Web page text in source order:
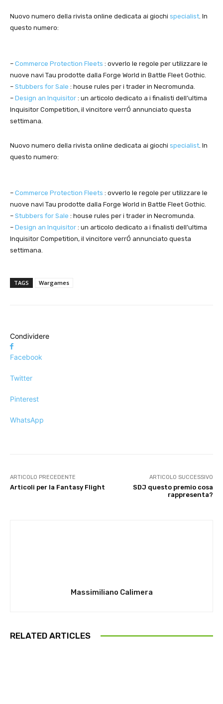
Nuovo numero della rivista online dedicata ai giochi specialist. In
questo numero:
– Commerce Protection Fleets : ovverlo le regole per utilizzare le
nuove navi Tau prodotte dalla Forge World in Battle Fleet Gothic.
– Stubbers for Sale : house rules per i trader in Necromunda.
– Design an Inquisitor : un articolo dedicato a i finalisti dell’ultima
Inquisitor Competition, il vincitore verrÓ annunciato questa
settimana.
Nuovo numero della rivista online dedicata ai giochi specialist. In
questo numero:
– Commerce Protection Fleets : ovverlo le regole per utilizzare le
nuove navi Tau prodotte dalla Forge World in Battle Fleet Gothic.
– Stubbers for Sale : house rules per i trader in Necromunda.
– Design an Inquisitor : un articolo dedicato a i finalisti dell’ultima
Inquisitor Competition, il vincitore verrÓ annunciato questa
settimana.
TAGS Wargames
Condividere
Facebook
Twitter
Pinterest
WhatsApp
ARTICOLO PRECEDENTE
Articoli per la Fantasy Flight
ARTICOLO SUCCESSIVO
SDJ questo premio cosa
rappresenta?
Massimiliano Calimera
RELATED ARTICLES